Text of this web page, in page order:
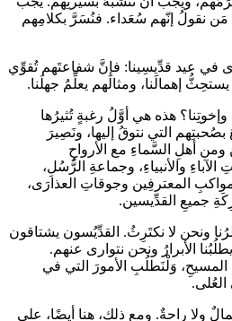
نقولُ إنّهم سُعَداء. فنُسَرَّ بكلامِهم
في عيد قدِّيسِينا: فإنَّ شفاعتَهم تُقوِّي
إهمالَنا، ومثالَهم يعلِّمُ جهلَنا.
هذه هي أوَّلُ رغبةٍ تُثيرُها
بصُحبتِهم التي نتوقُ إليها، ونَصِيرَ
أهلِ السَّماءِ مع الأرواحِ
والأنبياءِ، وجماعةِ الرُّسُلِ،
المعترفِين وجوقاتِ العذارَى،
جميعِ القدِّيسين.
ونحن لا نكتَرِثُ. القدِّيُسون يشتاقون
الأبرارُ ونحن نتوارى عنهم.
المسيحِ، وَلْنَطلُبِ الأمورَ التي في
العُلى.
ولا راحةٌ. ومع ذلك، هنا أيضًا، على